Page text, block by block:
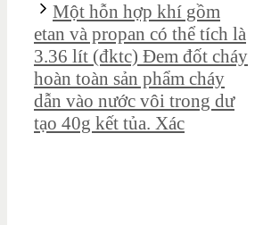
Một hỗn hợp khí gồm
etan và propan có thể tích là
3.36 lít (đktc) Đem đốt cháy
hoàn toàn sản phẩm cháy
dẫn vào nước vôi trong dư
tạo 40g kết tủa. Xác